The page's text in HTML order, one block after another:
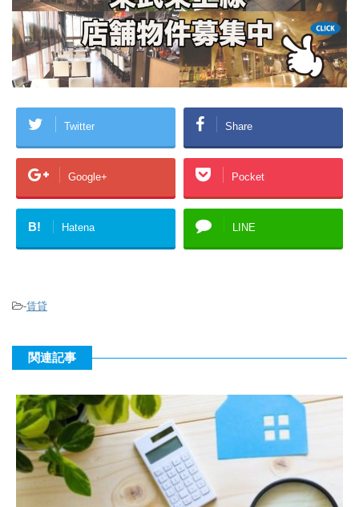
Twitter Share
Google+ Pocket
B! Hatena LINE
-賃貸
関連記事